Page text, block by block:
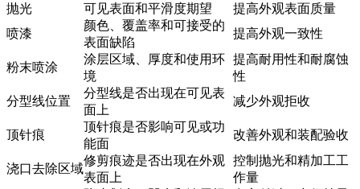
抛光
可见表面和平滑度期望
提高外观表面质量
喷漆
颜色、覆盖率和可接受的
表面缺陷
提高外观一致性
粉末喷涂
涂层区域、厚度和使用环
境
提高耐用性和耐腐蚀
性
分型线位置
分型线是否出现在可见表
面上
减少外观拒收
顶针痕
顶针痕是否影响可见或功
能面
改善外观和装配验收
浇口去除区域
修剪痕迹是否出现在外观
表面上
控制抛光和精加工工
作量